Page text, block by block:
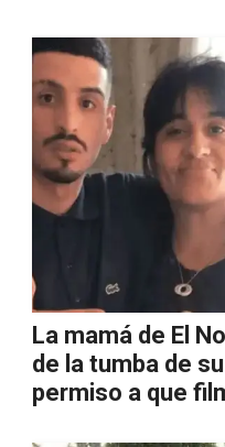
La mamá de El
de la tumba de
permiso a que